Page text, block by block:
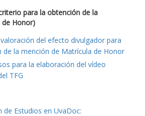
para la obtención de la
Honor)
del efecto divulgador para
de la mención de Matrícula de Honor
para la elaboración del vídeo
TFG
de Estudios en UvaDoc: